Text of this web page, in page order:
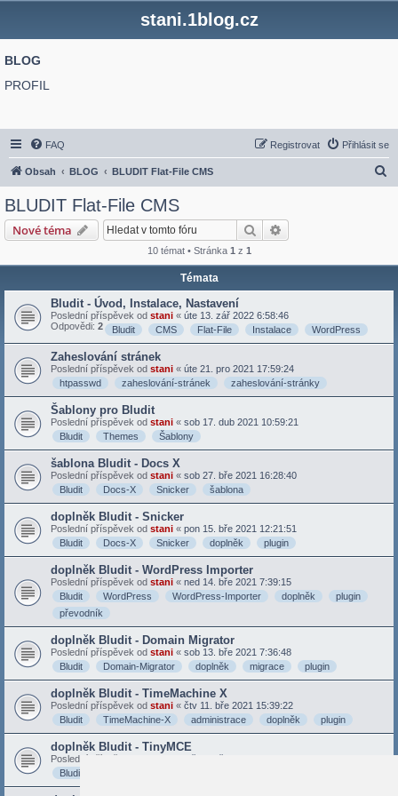
stani.1blog.cz
BLOG
PROFIL
FAQ Přihlásit se
Registrovat
Obsah BLOG BLUDIT Flat-File CMS
BLUDIT Flat-File CMS
Nové téma Hledat
10 témat • Stránka 1 z 1
Témata
Bludit - Úvod, Instalace, Nastavení
Poslední příspěvek od stani « úte 13. zář 2022 6:58:46
Odpovědi: 2 Bludit CMS Flat-File Instalace WordPress
Zaheslování stránek
Poslední příspěvek od stani « úte 21. pro 2021 17:59:24
htpasswd
zaheslování-stránek zaheslování-stránky
Šablony pro Bludit
Poslední příspěvek od stani « sob 17. dub 2021 10:59:21
Bludit
Themes Šablony
šablona Bludit - Docs X
Poslední příspěvek od stani « sob 27. bře 2021 16:28:40
Bludit
Docs-X Snicker šablona
doplněk Bludit - Snicker
Poslední příspěvek od stani « pon 15. bře 2021 12:21:51
Bludit
Docs-X Snicker doplněk plugin
doplněk Bludit - WordPress Importer
Poslední příspěvek od stani « ned 14. bře 2021 7:39:15
Bludit
WordPress WordPress-Importer doplněk
plugin
převodník
doplněk Bludit - Domain Migrator
Poslední příspěvek od stani « sob 13. bře 2021 7:36:48
Bludit
Domain-Migrator doplněk migrace plugin
doplněk Bludit - TimeMachine X
Poslední příspěvek od stani « čtv 11. bře 2021 15:39:22
Bludit
TimeMachine-X administrace doplněk plugin
doplněk Bludit - TinyMCE
Poslední příspěvek od
stř 10. bře 2021 15:54:40
Bludit